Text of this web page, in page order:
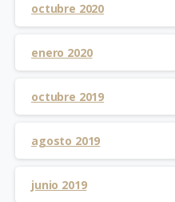
octubre 2020
enero 2020
octubre 2019
agosto 2019
junio 2019